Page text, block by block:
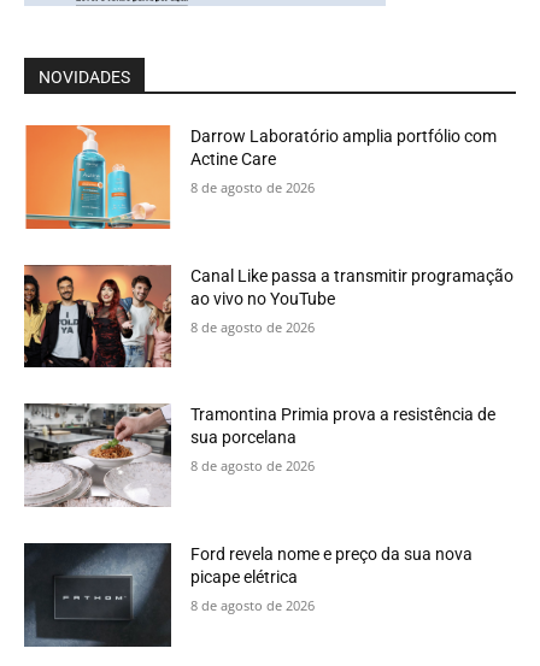
NOVIDADES
Darrow Laboratório amplia portfólio com
Actine Care
8 de agosto de 2026
Canal Like passa a transmitir programação
ao vivo no YouTube
8 de agosto de 2026
Tramontina Primia prova a resistência de
sua porcelana
8 de agosto de 2026
Ford revela nome e preço da sua nova
picape elétrica
8 de agosto de 2026